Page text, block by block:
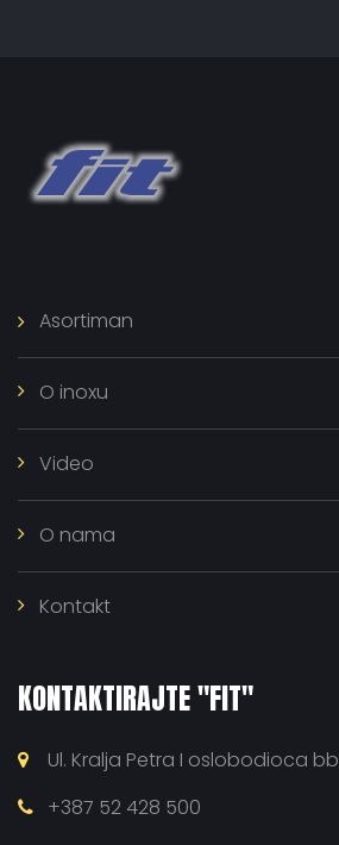
Asortiman
O inoxu
Video
O nama
Kontakt
KONTAKTIRAJTE "FIT"
Ul. Kralja Petra I oslobodioca
+387 52 428 500